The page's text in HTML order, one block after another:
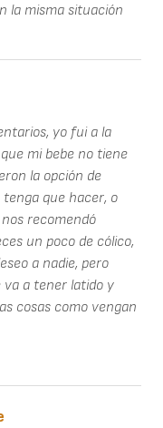
la misma situación
yo fui a la
mi bebe no tiene
la opción de
que hacer, o
recomendó
un poco de cólico,
a nadie, pero
va a tener latido y
cosas como vengan